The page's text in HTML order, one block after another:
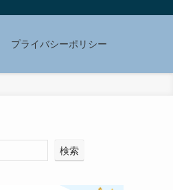
プライバシーポリシー
検索